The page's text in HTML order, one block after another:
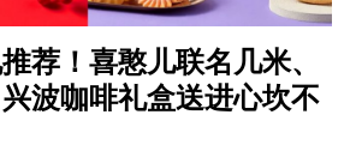
荐！喜憨儿联名几米、
波咖啡礼盒送进心坎不